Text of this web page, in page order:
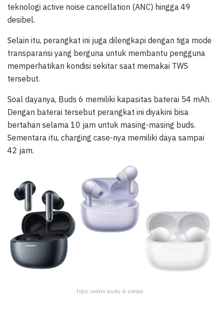
teknologi active noise cancellation (ANC) hingga 49
desibel.
Selain itu, perangkat ini juga dilengkapi dengan tiga mode
transparansi yang berguna untuk membantu pengguna
memperhatikan kondisi sekitar saat memakai TWS
tersebut.
Soal dayanya, Buds 6 memiliki kapasitas baterai 54 mAh.
Dengan baterai tersebut perangkat ini diyakini bisa
bertahan selama 10 jam untuk masing-masing buds.
Sementara itu, charging case-nya memiliki daya sampai
42 jam.
foto: redmi buds 6 series